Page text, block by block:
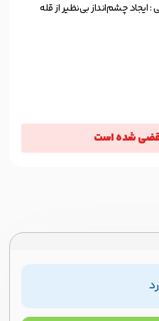
چشم‌انداز بی‌نظیر از قله
شده است